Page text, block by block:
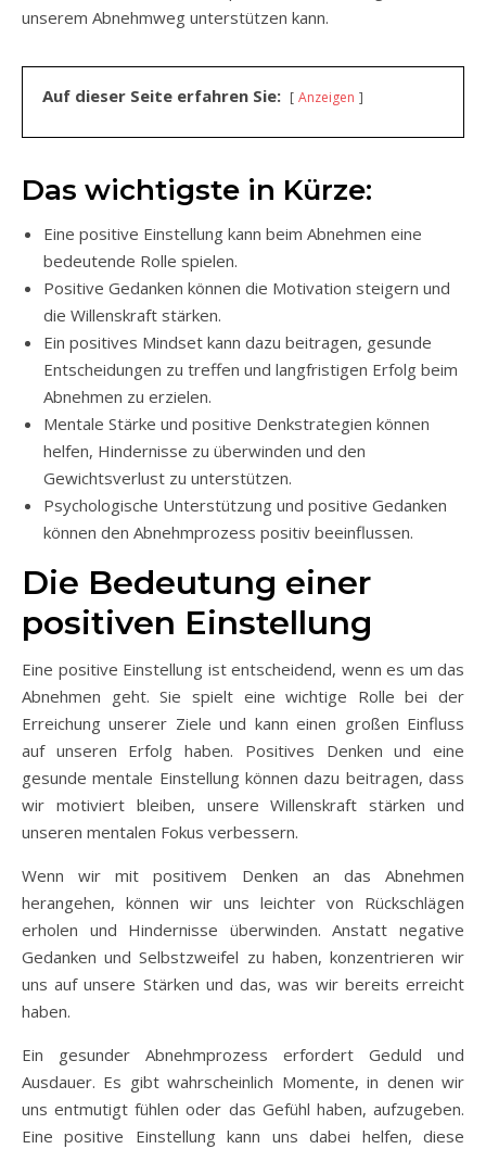
unserem Abnehmweg unterstützen kann.
Auf dieser Seite erfahren Sie: Anzeigen
Das wichtigste in Kürze:
Eine positive Einstellung kann beim Abnehmen eine
bedeutende Rolle spielen.
Positive Gedanken können die Motivation steigern und
die Willenskraft stärken.
Ein positives Mindset kann dazu beitragen, gesunde
Entscheidungen zu treffen und langfristigen Erfolg beim
Abnehmen zu erzielen.
Mentale Stärke und positive Denkstrategien können
helfen, Hindernisse zu überwinden und den
Gewichtsverlust zu unterstützen.
Psychologische Unterstützung und positive Gedanken
können den Abnehmprozess positiv beeinflussen.
Die Bedeutung einer
positiven Einstellung
Eine positive Einstellung ist entscheidend, wenn es um das
Abnehmen geht. Sie spielt eine wichtige Rolle bei der
Erreichung unserer Ziele und kann einen großen Einfluss
auf unseren Erfolg haben. Positives Denken und eine
gesunde mentale Einstellung können dazu beitragen, dass
wir motiviert bleiben, unsere Willenskraft stärken und
unseren mentalen Fokus verbessern.
Wenn wir mit positivem Denken an das Abnehmen
herangehen, können wir uns leichter von Rückschlägen
erholen und Hindernisse überwinden. Anstatt negative
Gedanken und Selbstzweifel zu haben, konzentrieren wir
uns auf unsere Stärken und das, was wir bereits erreicht
haben.
Ein gesunder Abnehmprozess erfordert Geduld und
Ausdauer. Es gibt wahrscheinlich Momente, in denen wir
uns entmutigt fühlen oder das Gefühl haben, aufzugeben.
Eine positive Einstellung kann uns dabei helfen, diese